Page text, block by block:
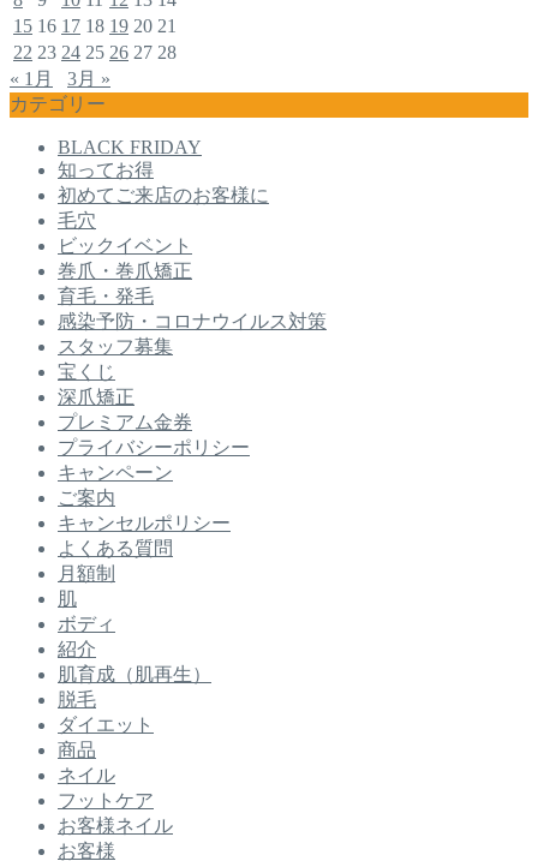
15 16 17 18 19 20 21
22 23 24 25 26 27 28
« 1月
3月 »
カテゴリー
BLACK FRIDAY
知ってお得
初めてご来店のお客様に
毛穴
ビックイベント
巻爪・巻爪矯正
育毛・発毛
感染予防・コロナウイルス対策
スタッフ募集
宝くじ
深爪矯正
プレミアム金券
プライバシーポリシー
キャンペーン
ご案内
キャンセルポリシー
よくある質問
月額制
肌
ボディ
紹介
肌育成（肌再生）
脱毛
ダイエット
商品
ネイル
フットケア
お客様ネイル
お客様